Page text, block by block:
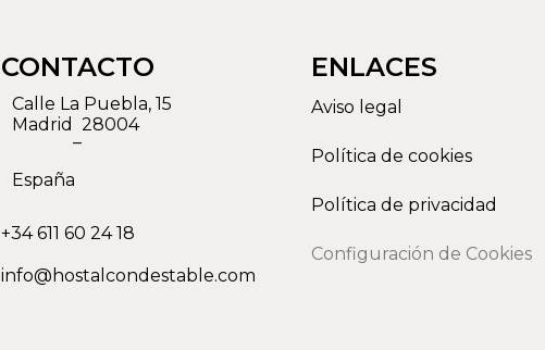
CONTACTO
Calle La Puebla, 15
Madrid
–
28004
España
+34 611 60 24 18
info@hostalcondestable.com
ENLACES
Aviso legal
Política de cookies
Política de privacidad
Configuración de Cookies